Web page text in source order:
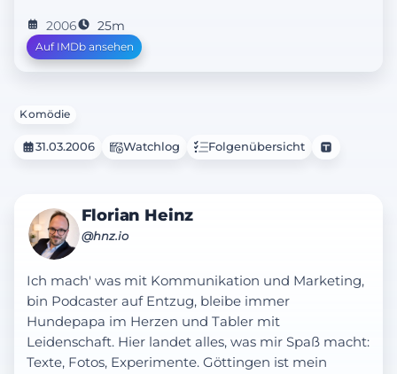
und Axel wird zunehmend misstrauisch.
Lena weiß, es ist nur eine Frage der Zeit, bis
das Kartenhaus einstürzt. Und dann heißt
2006 25m
Auf IMDb ansehen
Komödie
31.03.2006 Watchlog Folgenübersicht
Florian Heinz
@hnz.io
Ich mach' was mit Kommunikation und Marketing,
bin Podcaster auf Entzug, bleibe immer
Hundepapa im Herzen und Tabler mit
Leidenschaft. Hier landet alles, was mir Spaß macht:
Texte, Fotos, Experimente. Göttingen ist mein